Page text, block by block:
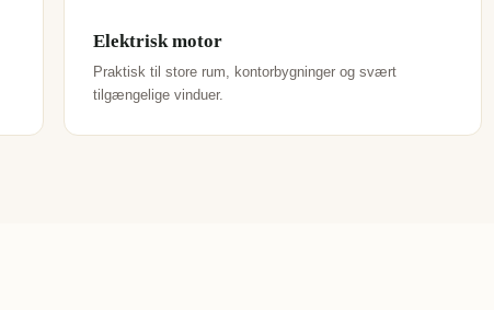
Elektrisk motor
Praktisk til store rum, kontorbygninger og svært
tilgængelige vinduer.